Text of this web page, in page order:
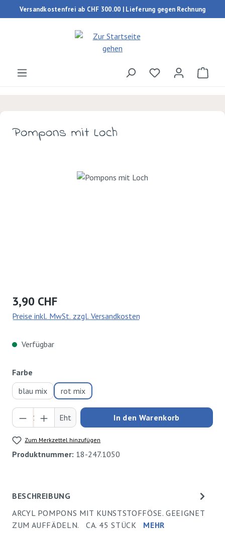
Zum Hauptinhalt springen
Versandkostenfrei ab CHF 300.00 | Lieferung gegen Rechnung
Du hast 0
Pompons mit Loch
Bildergalerie überspringen
Regulärer Preis:
3,90 CHF
Preise inkl. MwSt. zzgl. Versandkosten
Verfügbar
Farbe
blau mix
rot mix
Produkt Anzahl: Gib den gewünschten Wert
Eht In den Warenkorb
Zum Merkzettel hinzufügen
Produktnummer: 18-247.1050
BESCHREIBUNG
ARCYL POMPONS MIT KUNSTSTOFFÖSE. GEEIGNET
ZUM AUFFÄDELN. CA. 45 STÜCK MEHR